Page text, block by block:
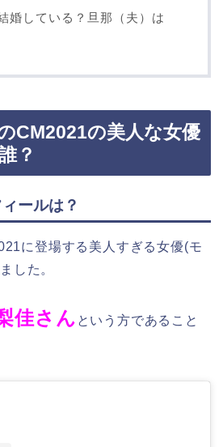
婚している？旦那（夫）は
CM2021の美人な女優
？
ールは？
に登場する美人すぎる女優(モ
した。
佳さん という方であること